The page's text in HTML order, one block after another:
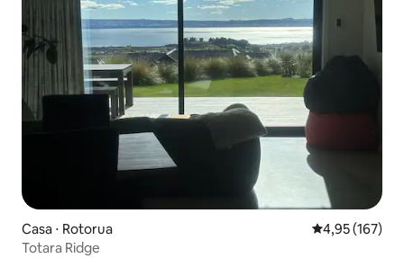
Casa ⋅ Rotorua 4,95 de uma
4,95 (167)
Totara Ridge